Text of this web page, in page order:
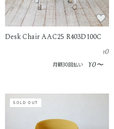
Desk Chair AAC25 R403D100C
¥0
月額30回払い ¥0〜
SOLD OUT